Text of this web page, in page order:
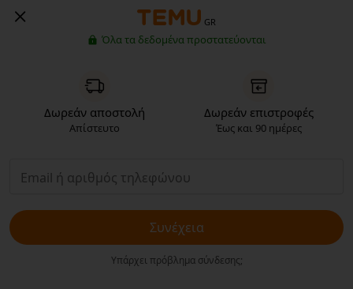
GR
Όλα τα δεδομένα προστατεύονται
Δωρεάν αποστολή
Απίστευτο
Δωρεάν επιστροφές
Έως και 90 ημέρες
Συνέχεια
Υπάρχει πρόβλημα σύνδεσης;